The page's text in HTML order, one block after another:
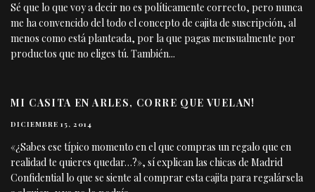
Sé que lo que voy a decir no es políticamente correcto, pero nunca
me ha convencido del todo el concepto de cajita de suscripción, al
menos como está planteada, por la que pagas mensualmente por
productos que no eliges tú. También...
MI CASITA EN ARLES, CORRE QUE VUELAN!
DICIEMBRE 15, 2014
«¿Sabes ese típico momento en el que compras un regalo que en
realidad te quieres quedar…?», sí explican las chicas de Madrid
Confidential lo que se siente al comprar esta cajita para regalársela